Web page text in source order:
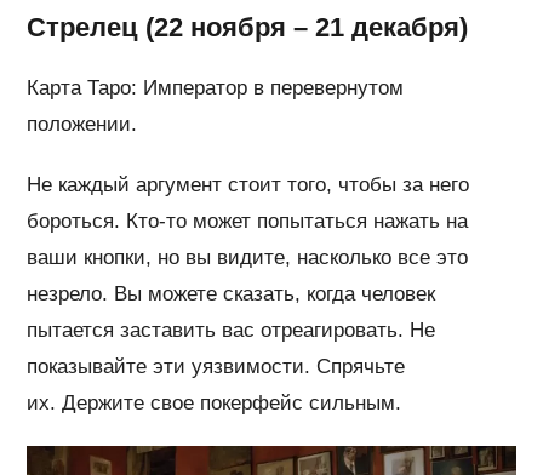
Стрелец (22 ноября – 21 декабря)
Карта Таро: Император в перевернутом
положении.
Не каждый аргумент стоит того, чтобы за него
бороться. Кто-то может попытаться нажать на
ваши кнопки, но вы видите, насколько все это
незрело. Вы можете сказать, когда человек
пытается заставить вас отреагировать. Не
показывайте эти уязвимости. Спрячьте
их. Держите свое покерфейс сильным.